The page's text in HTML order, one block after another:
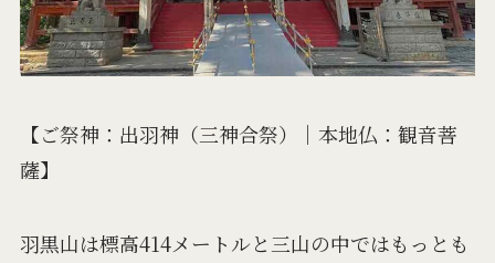
【ご祭神：出羽神（三神合祭）｜本地仏：観音菩
薩】
羽黒山は標高414メートルと三山の中ではもっとも